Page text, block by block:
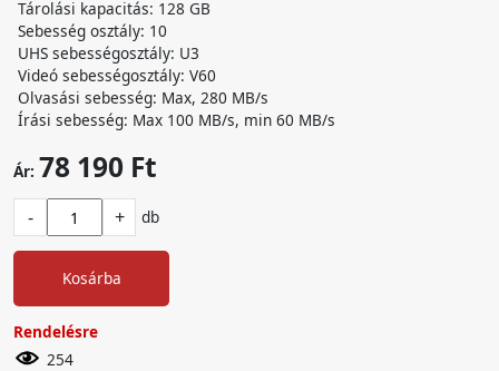
Tárolási kapacitás: 128 GB
Sebesség osztály: 10
UHS sebességosztály: U3
Videó sebességosztály: V60
Olvasási sebesség: Max, 280 MB/s
Írási sebesség: Max 100 MB/s, min 60 MB/s
Ár: 78 190 Ft
- + db
Kosárba
Rendelésre
254